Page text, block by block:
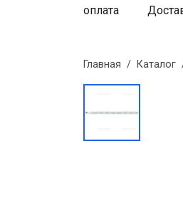
оплата
Главная / Каталог